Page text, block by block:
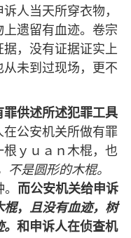
人当天所穿衣物，
遗留有血迹。卷宗
，没有证据证实上
未到过现场，更不
供述所述犯罪工具
在公安机关所做有罪
ｙｕａｎ木棍，也
不是圆形的木棍。
而公安机关给申诉
棍， 且没有血迹，树
和申诉人在侦查机